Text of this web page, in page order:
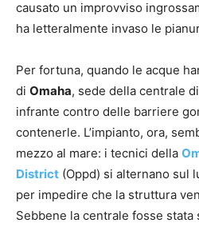
causato un improvviso
ha letteralmente invaso le
Per fortuna, quando le acque
di Omaha, sede della centrale
infrante contro delle barriere
contenerle. L’impianto, ora,
mezzo al mare: i tecnici della
District (Oppd) si alternano sul
per impedire che la struttura
Sebbene la centrale fosse stata